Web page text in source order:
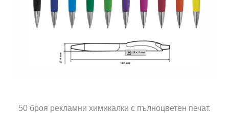
50 броя рекламни химикалки с пълноцветен печат.